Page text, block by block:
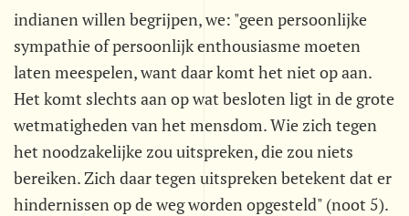
indianen willen begrijpen, we: "geen persoonlijke
sympathie of persoonlijk enthousiasme moeten
laten meespelen, want daar komt het niet op aan.
Het komt slechts aan op wat besloten ligt in de grote
wetmatigheden van het mensdom. Wie zich tegen
het noodzakelijke zou uitspreken, die zou niets
bereiken. Zich daar tegen uitspreken betekent dat er
hindernissen op de weg worden opgesteld" (noot 5).